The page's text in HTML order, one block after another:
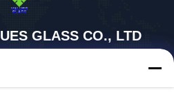
GLASS CO., LTD